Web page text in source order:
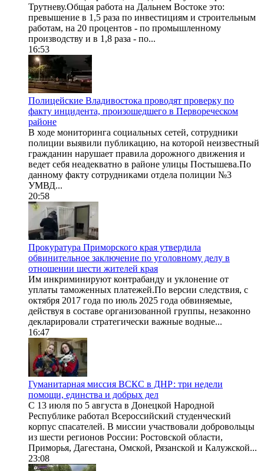
Трутневу.Общая работа на Дальнем Востоке это:
превышение в 1,5 раза по инвестициям и строительным
работам, на 20 процентов - по промышленному
производству и в 1,8 раза - по...
16:53
Полицейские Владивостока проводят проверку по
факту инцидента, произошедшего в Первореческом
районе
В ходе мониторинга социальных сетей, сотрудники
полиции выявили публикацию, на которой неизвестный
гражданин нарушает правила дорожного движения и
ведет себя неадекватно в районе улицы Постышева.По
данному факту сотрудниками отдела полиции №3
УМВД...
20:58
Прокуратура Приморского края утвердила
обвинительное заключение по уголовному делу в
отношении шести жителей края
Им инкриминируют контрабанду и уклонение от
уплаты таможенных платежей.По версии следствия, с
октября 2017 года по июль 2025 года обвиняемые,
действуя в составе организованной группы, незаконно
декларировали стратегически важные водные...
16:47
Гуманитарная миссия ВСКС в ДНР: три недели
помощи, единства и добрых дел
С 13 июля по 5 августа в Донецкой Народной
Республике работал Всероссийский студенческий
корпус спасателей. В миссии участвовали добровольцы
из шести регионов России: Ростовской области,
Приморья, Дагестана, Омской, Рязанской и Калужской...
23:08